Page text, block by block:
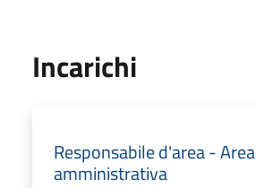
Incarichi
Responsabile d'area - Area
amministrativa